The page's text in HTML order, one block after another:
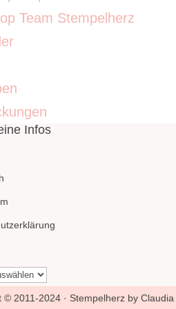
Team Stempelherz
Infos
© 2011-2024 · Stempelherz by